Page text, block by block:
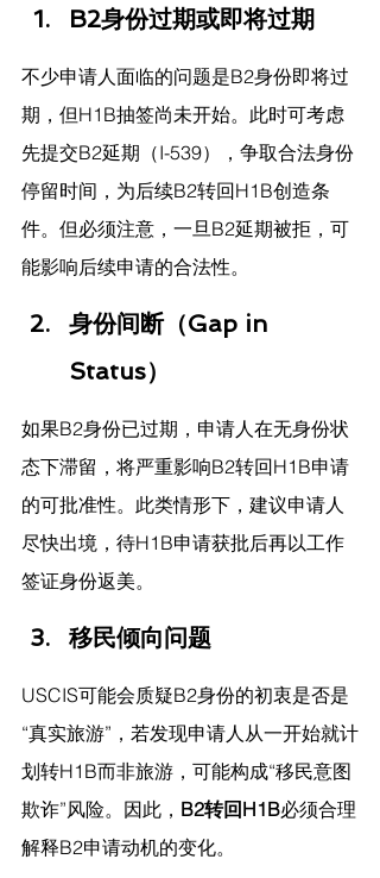
B2身份过期或即将过期
不少申请人面临的问题是B2身份即将过
期，但H1B抽签尚未开始。此时可考虑
先提交B2延期（I-539），争取合法身份
停留时间，为后续B2转回H1B创造条
件。但必须注意，一旦B2延期被拒，可
能影响后续申请的合法性。
身份间断（Gap in
Status）
如果B2身份已过期，申请人在无身份状
态下滞留，将严重影响B2转回H1B申请
的可批准性。此类情形下，建议申请人
尽快出境，待H1B申请获批后再以工作
签证身份返美。
移民倾向问题
USCIS可能会质疑B2身份的初衷是否是
“真实旅游”，若发现申请人从一开始就计
划转H1B而非旅游，可能构成“移民意图
欺诈”风险。因此， B2转回H1B必须合理
解释B2申请动机的变化。